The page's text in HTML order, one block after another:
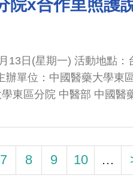
都值得被尊重和照顧，以
院x合作里照護
13日(星期一) 活動地點：
辦單位：中國醫藥大學東
藥大學附設醫院 遺傳暨罕
之里民講座，此次第一場
的里民認識罕見疾病，第
師，說明炎炎夏日如何讓
7 8 9 10 …